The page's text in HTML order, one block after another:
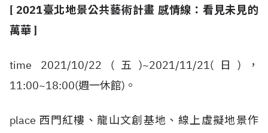
[ 2021臺北地景公共藝術計畫 感情線：看見未見的
萬華 ]
time 2021/10/22 (五)~2021/11/21(日)，
11:00~18:00(週一休館)。
place 西門紅樓、龍山文創基地、線上虛擬地景作